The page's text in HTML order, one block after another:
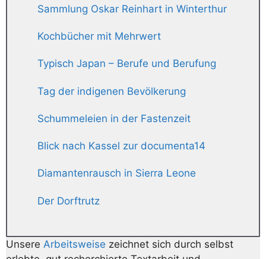
Sammlung Oskar Reinhart in Winterthur
Kochbücher mit Mehrwert
Typisch Japan – Berufe und Berufung
Tag der indigenen Bevölkerung
Schummeleien in der Fastenzeit
Blick nach Kassel zur documenta14
Diamantenrausch in Sierra Leone
Der Dorftrutz
Unsere Arbeitsweise zeichnet sich durch selbst